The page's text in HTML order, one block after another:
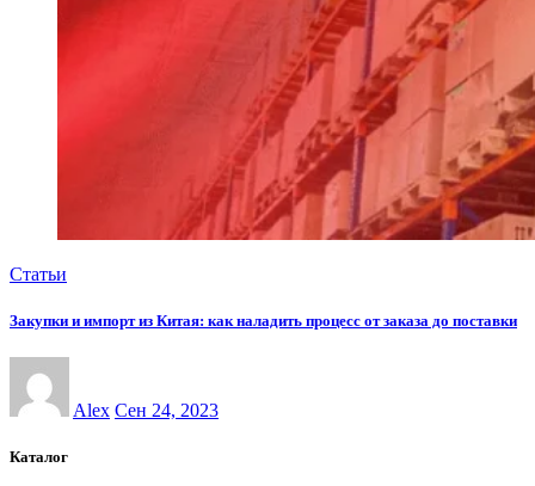
Статьи
Закупки и импорт из Китая: как наладить процесс от заказа до поставки
Alex Сен 24, 2023
Каталог